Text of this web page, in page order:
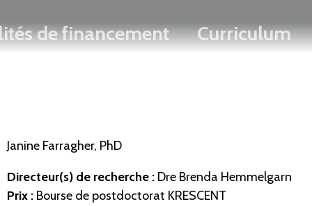
au
contenu
ENGLISH
de financement Curriculum
Janine Farragher, PhD
Directeur(s) de recherche : Dre Brenda Hemmelgarn
Prix : Bourse de postdoctorat KRESCENT